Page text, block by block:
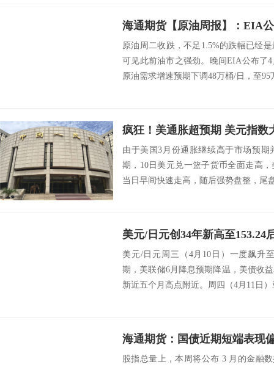
海通期货【原油周报】：EIA
原油周二收跌，不足1.5%的跌幅已经
可见此前油市之强劲。晚间EIA公布了
原油需求增速预期下调48万桶/日，至95
由于美国3月份通胀继续高于市场预
期，10日美元兑一篮子货币全面走高
当日早间快速走高，随后强势盘整，尾
美元/日元周三（4月10日）一度飙升
期，美联储6月降息预期降温，美债收
新近五个月高点附近。周四（4月11日
海通期货：国债近期短端表现
股指总量上，本周将公布 3 月的金融